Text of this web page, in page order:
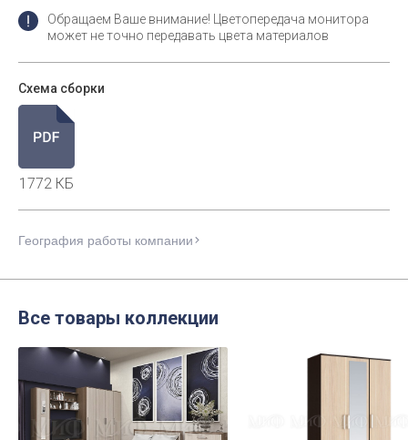
Обращаем Ваше внимание! Цветопередача монитора
может не точно передавать цвета материалов
Схема сборки
1772 КБ
География работы компании
Все товары коллекции